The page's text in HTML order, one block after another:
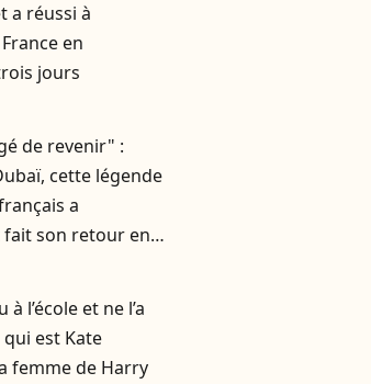
a réussi à
en
jours
de revenir" :
cette légende
a
son retour en
à l’école et ne l’a
est Kate
femme de Harry